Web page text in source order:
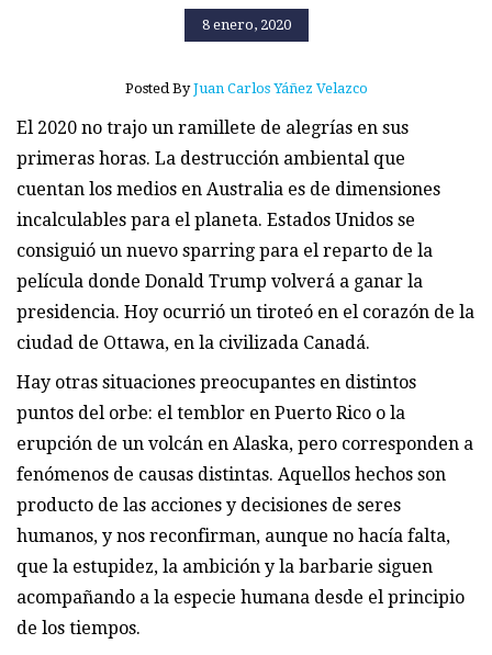
8 enero, 2020
Posted ByJuan Carlos Yáñez Velazco
El 2020 no trajo un ramillete de alegrías en sus
primeras horas. La destrucción ambiental que
cuentan los medios en Australia es de dimensiones
incalculables para el planeta. Estados Unidos se
consiguió un nuevo sparring para el reparto de la
película donde Donald Trump volverá a ganar la
presidencia. Hoy ocurrió un tiroteó en el corazón de la
ciudad de Ottawa, en la civilizada Canadá.
Hay otras situaciones preocupantes en distintos
puntos del orbe: el temblor en Puerto Rico o la
erupción de un volcán en Alaska, pero corresponden a
fenómenos de causas distintas. Aquellos hechos son
producto de las acciones y decisiones de seres
humanos, y nos reconfirman, aunque no hacía falta,
que la estupidez, la ambición y la barbarie siguen
acompañando a la especie humana desde el principio
de los tiempos.